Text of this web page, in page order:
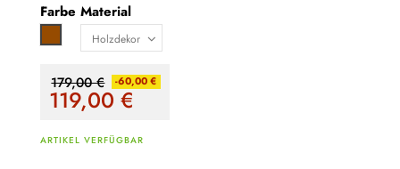
Farbe Material
179,00 € -60,00 €
119,00€
ARTIKEL VERFÜGBAR